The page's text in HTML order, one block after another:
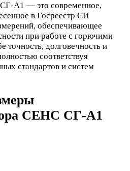
А1 — это современное,
в Госреестр СИ
обеспечивающее
при работе с горючими
точность, долговечность и
соответствуя
стандартов и систем
СЕНС СГ-А1